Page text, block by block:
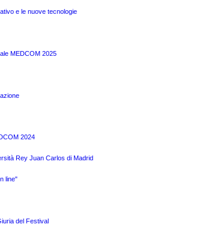
e le nuove tecnologie
MEDCOM 2025
2024
Rey Juan Carlos di Madrid
line"
del Festival